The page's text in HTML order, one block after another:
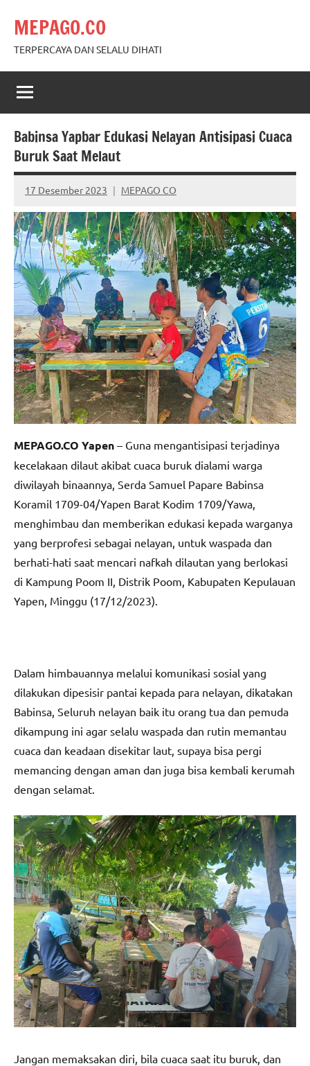
content
MEPAGO.CO
TERPERCAYA DAN SELALU DIHATI
Babinsa Yapbar Edukasi Nelayan Antisipasi Cuaca
Buruk Saat Melaut
17 Desember 2023 MEPAGO CO
No
comments
MEPAGO.CO Yapen – Guna mengantisipasi terjadinya
kecelakaan dilaut akibat cuaca buruk dialami warga
diwilayah binaannya, Serda Samuel Papare Babinsa
Koramil 1709-04/Yapen Barat Kodim 1709/Yawa,
menghimbau dan memberikan edukasi kepada warganya
yang berprofesi sebagai nelayan, untuk waspada dan
berhati-hati saat mencari nafkah dilautan yang berlokasi
di Kampung Poom II, Distrik Poom, Kabupaten Kepulauan
Yapen, Minggu (17/12/2023).
Dalam himbauannya melalui komunikasi sosial yang
dilakukan dipesisir pantai kepada para nelayan, dikatakan
Babinsa, Seluruh nelayan baik itu orang tua dan pemuda
dikampung ini agar selalu waspada dan rutin memantau
cuaca dan keadaan disekitar laut, supaya bisa pergi
memancing dengan aman dan juga bisa kembali kerumah
dengan selamat.
Jangan memaksakan diri, bila cuaca saat itu buruk, dan